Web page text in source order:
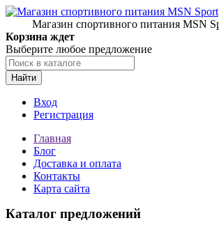
Магазин спортивного питания MSN
Корзина ждет
Выберите любое предложение
Найти
Вход
Регистрация
Главная
Блог
Доставка и оплата
Контакты
Карта сайта
Каталог предложений